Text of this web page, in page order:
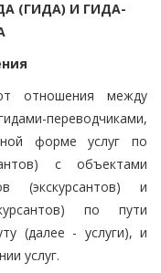
(ГИДА) И ГИДА-
отношения между
переводчиками,
форме услуг по
с объектами
(экскурсантов) и
по пути
(далее - услуги), и
услуг.